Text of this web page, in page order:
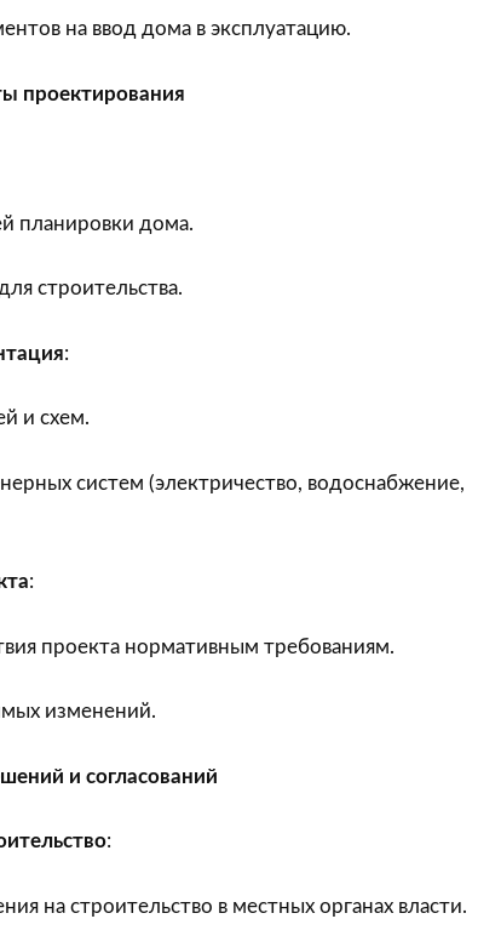
на ввод дома в эксплуатацию.
проектирования
планировки дома.
строительства.
:
и схем.
систем (электричество, водоснабжение,
:
проекта нормативным требованиям.
изменений.
и согласований
:
на строительство в местных органах власти.